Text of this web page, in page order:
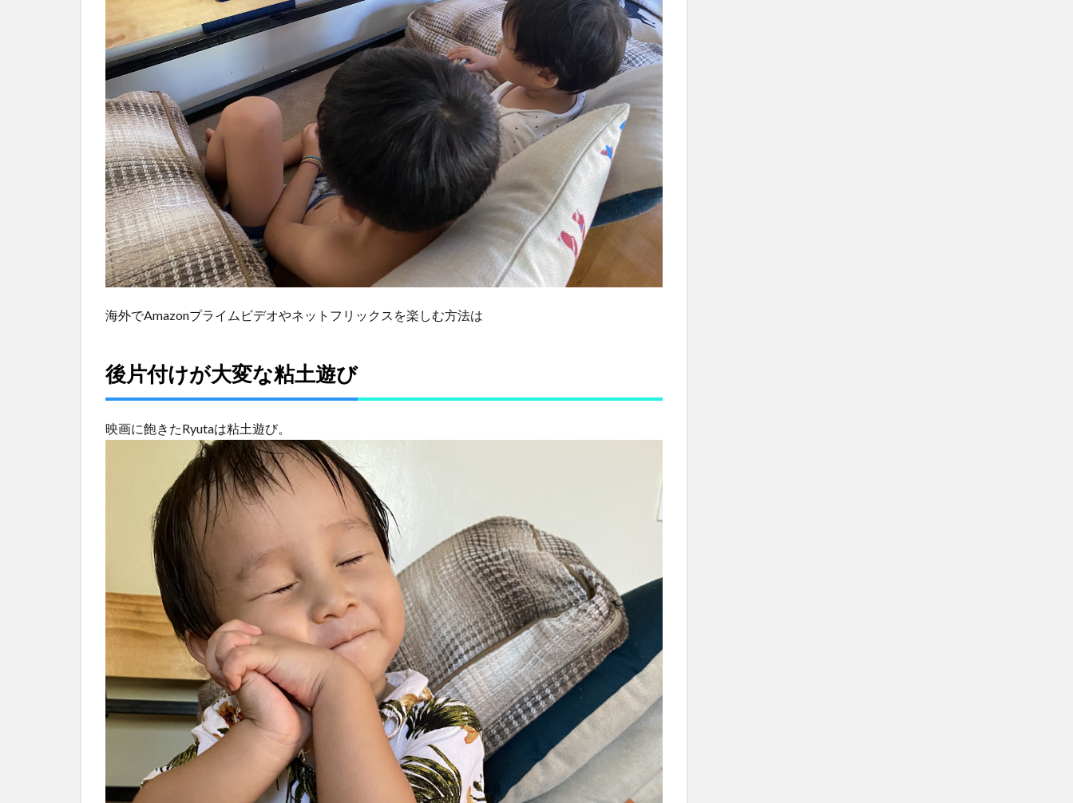
オ
ク
ラ
入
り
雑
炊
4
夜
ご
飯
は
ラ
ー
メ
ゥ
マ
ゲ
ツ
ら
メ
ー
6
マ
ら
海外でAmazonプライムビデオやネットフリックスを楽しむ方法は
後片付けが大変な粘土遊び
映画に飽きたRyutaは粘土遊び。